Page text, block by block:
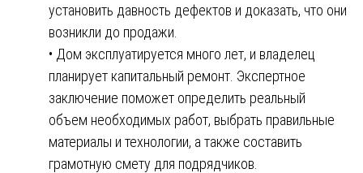
установить давность дефектов и доказать, что они
возникли до продажи.
• Дом эксплуатируется много лет, и владелец
планирует капитальный ремонт. Экспертное
заключение поможет определить реальный
объем необходимых работ, выбрать правильные
материалы и технологии, а также составить
грамотную смету для подрядчиков.